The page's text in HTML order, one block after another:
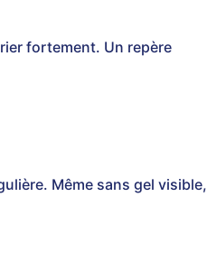
fortement. Un repère
Même sans gel visible,